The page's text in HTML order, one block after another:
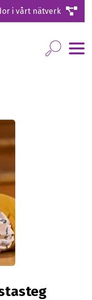
i vårt nätverk